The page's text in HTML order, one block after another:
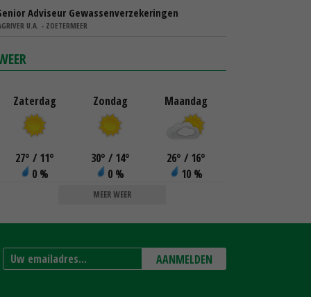
Adviseur Gewassenverzekeringen
U.A. - ZOETERMEER
Zaterdag
27° / 11°
0 %
Zondag
30° / 14°
0 %
Maandag
26° / 16°
10 %
MEER WEER
AANMELDEN